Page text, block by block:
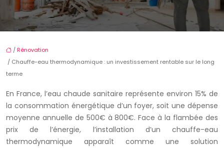
/ Rénovation
/ Chauffe-eau thermodynamique : un investissement rentable sur le long
terme
En France, l’eau chaude sanitaire représente environ 15% de
la consommation énergétique d’un foyer, soit une dépense
moyenne annuelle de 500€ à 800€. Face à la flambée des
prix de l’énergie, l’installation d’un chauffe-eau
thermodynamique apparaît comme une solution